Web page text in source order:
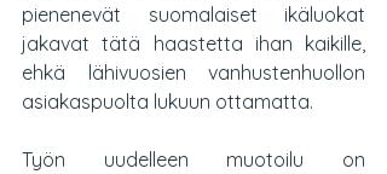
pienenevät suomalaiset ikäluokat
jakavat tätä haastetta ihan kaikille,
ehkä lähivuosien vanhustenhuollon
asiakaspuolta lukuun ottamatta.
Työn uudelleen muotoilu on